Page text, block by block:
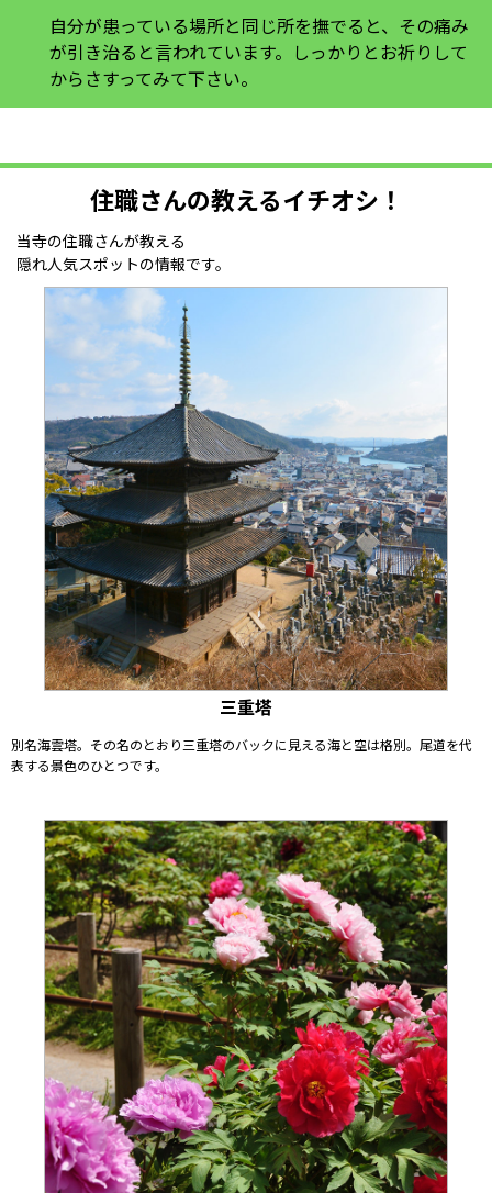
自分が患っている場所と同じ所を撫でると、その痛み
が引き治ると言われています。しっかりとお祈りして
からさすってみて下さい。
住職さんの教えるイチオシ！
当寺の住職さんが教える
隠れ人気スポットの情報です。
三重塔
別名海雲塔。その名のとおり三重塔のバックに見える海と空は格別。尾道を代
表する景色のひとつです。